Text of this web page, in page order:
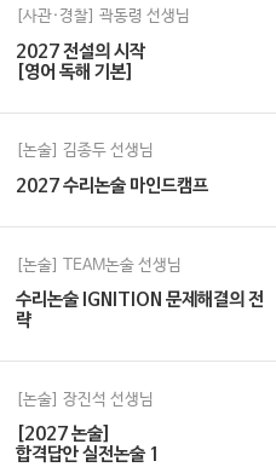
[사관·경찰] 곽동령 선생님
2027 전설의 시작
[영어 독해 기본]
[논술] 김종두 선생님
2027 수리논술 마인드캠프
[논술] TEAM논술 선생님
수리논술 IGNITION 문제해결의 전
략
[논술] 장진석 선생님
[2027 논술]
합격답안 실전논술 1